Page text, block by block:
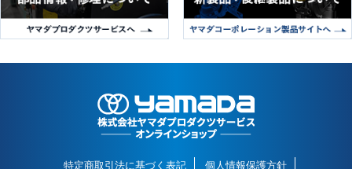
特定商取引法に基づく表記 個人情報保護方針